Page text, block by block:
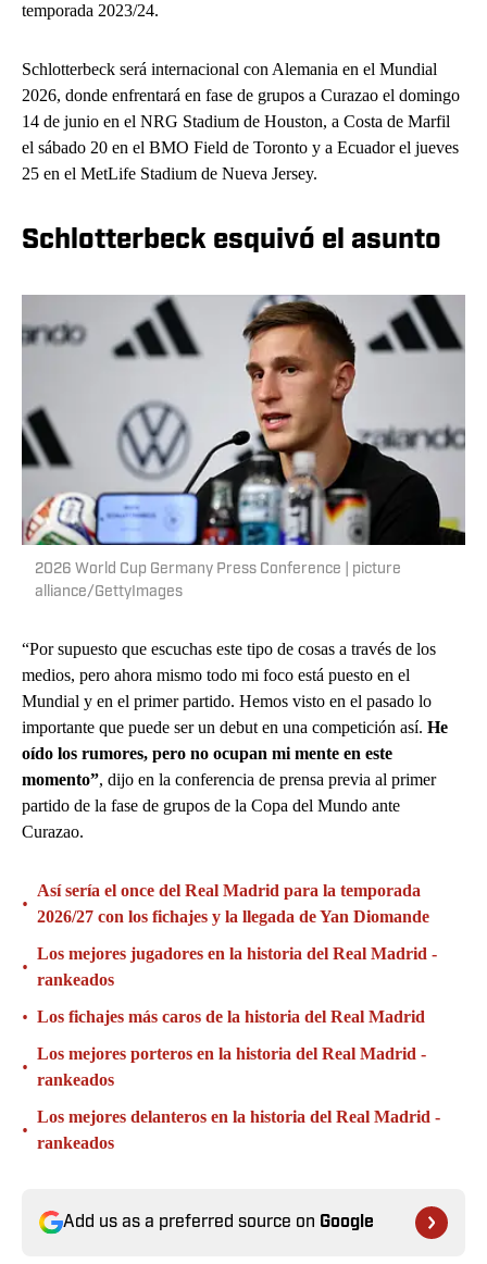
temporada 2023/24.
Schlotterbeck será internacional con Alemania en el Mundial
2026, donde enfrentará en fase de grupos a Curazao el domingo
14 de junio en el NRG Stadium de Houston, a Costa de Marfil
el sábado 20 en el BMO Field de Toronto y a Ecuador el jueves
25 en el MetLife Stadium de Nueva Jersey.
Schlotterbeck esquivó el asunto
2026 World Cup Germany Press Conference | picture
alliance/GettyImages
“Por supuesto que escuchas este tipo de cosas a través de los
medios, pero ahora mismo todo mi foco está puesto en el
Mundial y en el primer partido. Hemos visto en el pasado lo
importante que puede ser un debut en una competición así. He
oído los rumores, pero no ocupan mi mente en este
momento”, dijo en la conferencia de prensa previa al primer
partido de la fase de grupos de la Copa del Mundo ante
Curazao.
•
Así sería el once del Real Madrid para la temporada
2026/27 con los fichajes y la llegada de Yan Diomande
•
Los mejores jugadores en la historia del Real Madrid -
rankeados
• Los fichajes más caros de la historia del Real Madrid
•
Los mejores porteros en la historia del Real Madrid -
rankeados
•
Los mejores delanteros en la historia del Real Madrid -
rankeados
Add us as a preferred source on Google